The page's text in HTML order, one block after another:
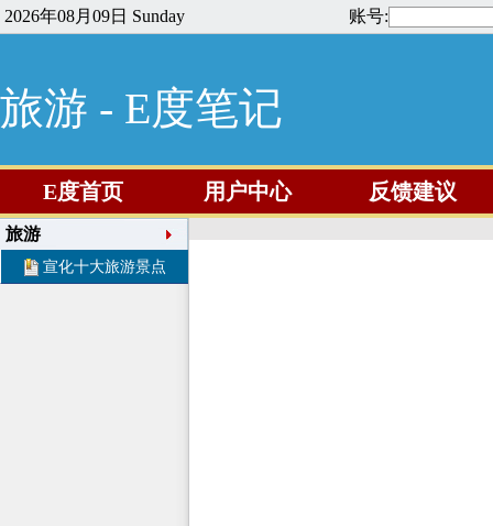
2026年08月09日 Sunday 账号:
旅游 - E度笔记
E度首页 用户中心 反馈建议
旅游
宣化十大旅游景点